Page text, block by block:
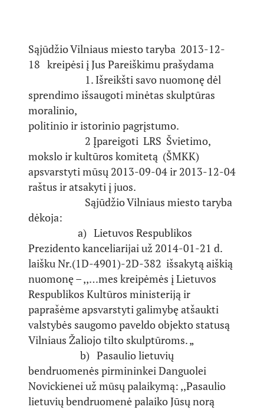
Sąjūdžio Vilniaus miesto taryba 2013-12-
18 kreipėsi į Jus Pareiškimu prašydama
1. Išreikšti savo nuomonę dėl
sprendimo išsaugoti minėtas skulptūras
moralinio,
politinio ir istorinio pagrįstumo.
2 Įpareigoti LRS Švietimo,
mokslo ir kultūros komitetą (ŠMKK)
apsvarstyti mūsų 2013-09-04 ir 2013-12-04
raštus ir atsakyti į juos.
Sąjūdžio Vilniaus miesto taryba
dėkoja:
a) Lietuvos Respublikos
Prezidento kanceliarijai už 2014-01-21 d.
laišku Nr.(1D-4901)-2D-382 išsakytą aiškią
nuomonę – ,,…mes kreipėmės į Lietuvos
Respublikos Kultūros ministeriją ir
paprašėme apsvarstyti galimybę atšaukti
valstybės saugomo paveldo objekto statusą
Vilniaus Žaliojo tilto skulptūroms. „
b) Pasaulio lietuvių
bendruomenės pirmininkei Danguolei
Novickienei už mūsų palaikymą: ,,Pasaulio
lietuvių bendruomenė palaiko Jūsų norą